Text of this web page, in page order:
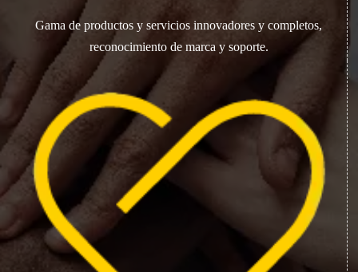
Gama de productos y servicios innovadores y completos,
reconocimiento de marca y soporte.